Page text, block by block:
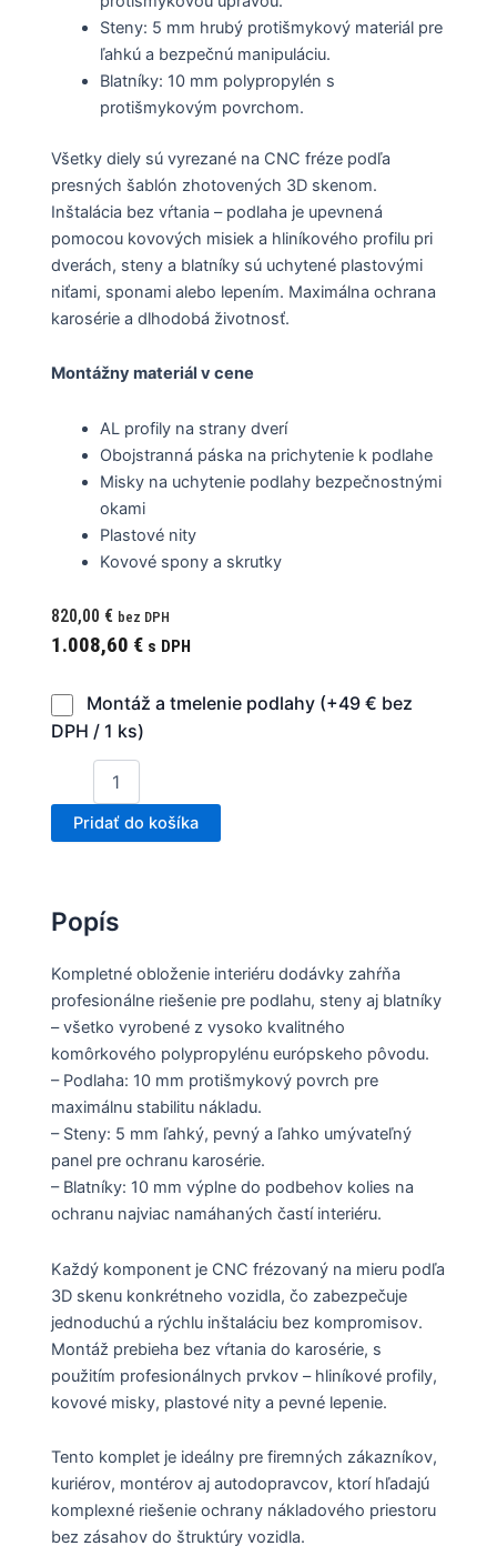
Steny: 5 mm hrubý protišmykový materiál pre
ľahkú a bezpečnú manipuláciu.
Blatníky: 10 mm polypropylén s
protišmykovým povrchom.
Všetky diely sú vyrezané na CNC fréze podľa
presných šablón zhotovených 3D skenom.
Inštalácia bez vŕtania – podlaha je upevnená
pomocou kovových misiek a hliníkového profilu pri
dverách, steny a blatníky sú uchytené plastovými
niťami, sponami alebo lepením. Maximálna ochrana
karosérie a dlhodobá životnosť.
Montážny materiál v cene
AL profily na strany dverí
Obojstranná páska na prichytenie k podlahe
Misky na uchytenie podlahy bezpečnostnými
okami
Plastové nity
Kovové spony a skrutky
820,00 € bez DPH
1.008,60 € s DPH
Montáž a tmelenie podlahy (+49 € bez
DPH / 1 ks)
Pridať do košíka
Popís
Kompletné obloženie interiéru dodávky zahŕňa
profesionálne riešenie pre podlahu, steny aj blatníky
– všetko vyrobené z vysoko kvalitného
komôrkového polypropylénu európskeho pôvodu.
– Podlaha: 10 mm protišmykový povrch pre
maximálnu stabilitu nákladu.
– Steny: 5 mm ľahký, pevný a ľahko umývateľný
panel pre ochranu karosérie.
– Blatníky: 10 mm výplne do podbehov kolies na
ochranu najviac namáhaných častí interiéru.
Každý komponent je CNC frézovaný na mieru podľa
3D skenu konkrétneho vozidla, čo zabezpečuje
jednoduchú a rýchlu inštaláciu bez kompromisov.
Montáž prebieha bez vŕtania do karosérie, s
použitím profesionálnych prvkov – hliníkové profily,
kovové misky, plastové nity a pevné lepenie.
Tento komplet je ideálny pre firemných zákazníkov,
kuriérov, montérov aj autodopravcov, ktorí hľadajú
komplexné riešenie ochrany nákladového priestoru
bez zásahov do štruktúry vozidla.